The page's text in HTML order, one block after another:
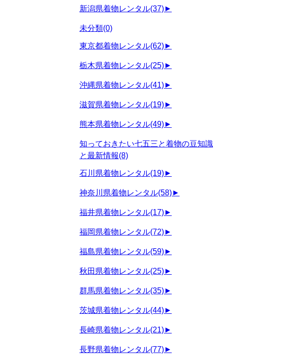
新潟県着物レンタル(37)►
未分類(0)
東京都着物レンタル(62)►
栃木県着物レンタル(25)►
沖縄県着物レンタル(41)►
滋賀県着物レンタル(19)►
熊本県着物レンタル(49)►
知っておきたい七五三と着物の豆知識
と最新情報(8)
石川県着物レンタル(19)►
神奈川県着物レンタル(58)►
福井県着物レンタル(17)►
福岡県着物レンタル(72)►
福島県着物レンタル(59)►
秋田県着物レンタル(25)►
群馬県着物レンタル(35)►
茨城県着物レンタル(44)►
長崎県着物レンタル(21)►
長野県着物レンタル(77)►